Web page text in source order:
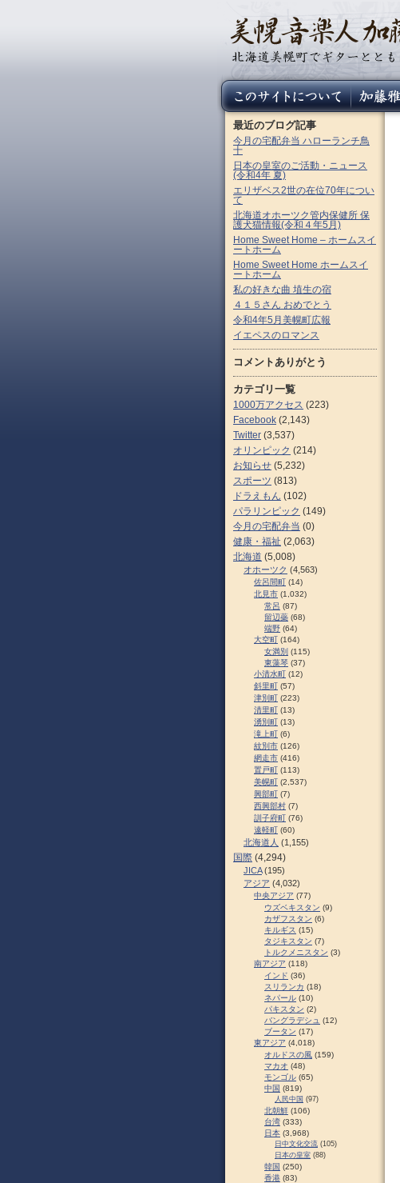
最近のブログ記事
今月の宅配弁当 ハローランチ鳥
十
日本の皇室のご活動・ニュース
(令和4年 夏)
エリザベス2世の在位70年につい
て
北海道オホーツク管内保健所 保
護犬猫情報(令和４年5月)
Home Sweet Home – ホームスイ
ートホーム
Home Sweet Home ホームスイ
ートホーム
私の好きな曲 埴生の宿
４１５さん おめでとう
令和4年5月美幌町広報
イエペスのロマンス
コメントありがとう
カテゴリ一覧
1000万アクセス (223)
Facebook (2,143)
Twitter (3,537)
オリンピック (214)
お知らせ (5,232)
スポーツ (813)
ドラえもん (102)
パラリンピック (149)
今月の宅配弁当 (0)
健康・福祉 (2,063)
北海道 (5,008)
オホーツク (4,563)
佐呂間町 (14)
北見市 (1,032)
常呂 (87)
留辺蘂 (68)
端野 (64)
大空町 (164)
女満別 (115)
東藻琴 (37)
小清水町 (12)
斜里町 (57)
津別町 (223)
清里町 (13)
湧別町 (13)
滝上町 (6)
紋別市 (126)
網走市 (416)
置戸町 (113)
美幌町 (2,537)
興部町 (7)
西興部村 (7)
訓子府町 (76)
遠軽町 (60)
北海道人 (1,155)
国際 (4,294)
JICA(195)
アジア (4,032)
中央アジア (77)
ウズベキスタン (9)
カザフスタン (6)
キルギス (15)
タジキスタン (7)
トルクメニスタン (3)
南アジア (118)
インド (36)
スリランカ (18)
ネパール (10)
パキスタン (2)
バングラデシュ (12)
ブータン (17)
東アジア (4,018)
オルドスの風 (159)
マカオ (48)
モンゴル (65)
中国 (819)
人民中国 (97)
北朝鮮 (106)
台湾 (333)
日本 (3,968)
日中文化交流 (105)
日本の皇室 (88)
韓国 (250)
香港 (83)